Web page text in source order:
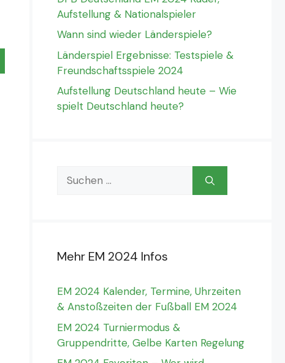
Aufstellung & Nationalspieler
Wann sind wieder Länderspiele?
Länderspiel Ergebnisse: Testspiele &
Freundschaftsspiele 2024
Aufstellung Deutschland heute – Wie
spielt Deutschland heute?
Suchen
nach:
Mehr EM 2024 Infos
EM 2024 Kalender, Termine, Uhrzeiten
& Anstoßzeiten der Fußball EM 2024
EM 2024 Turniermodus &
Gruppendritte, Gelbe Karten Regelung